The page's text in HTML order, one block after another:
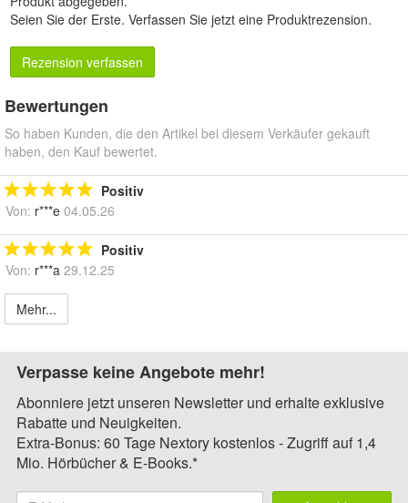
Seien Sie der Erste. Verfassen Sie jetzt eine Produktrezension.
Rezension verfassen
Bewertungen
So haben Kunden, die den Artikel bei diesem Verkäufer gekauft
haben, den Kauf bewertet.
Positiv
Von: r***e 04.05.26
Positiv
Von: r***a 29.12.25
Mehr...
Verpasse keine Angebote mehr!
Abonniere jetzt unseren Newsletter und erhalte exklusive
Rabatte und Neuigkeiten.
Extra-Bonus: 60 Tage Nextory kostenlos - Zugriff auf 1,4
Mio. Hörbücher & E-Books.*